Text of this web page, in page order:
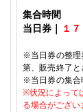
集合時間
当日券｜
１
※当日券の整
第、販売終了と
※当日券の集合
※状況によって
る場合がござい